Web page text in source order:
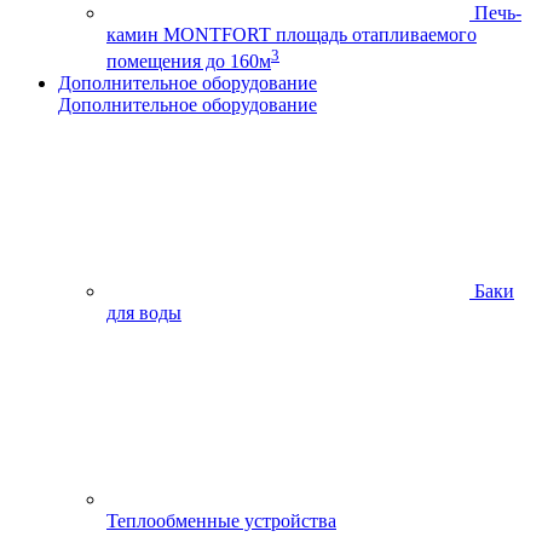
Печь-
камин MONTFORT площадь отапливаемого
помещения до 160м3
Дополнительное оборудование
Дополнительное оборудование
Баки
для воды
Теплообменные устройства